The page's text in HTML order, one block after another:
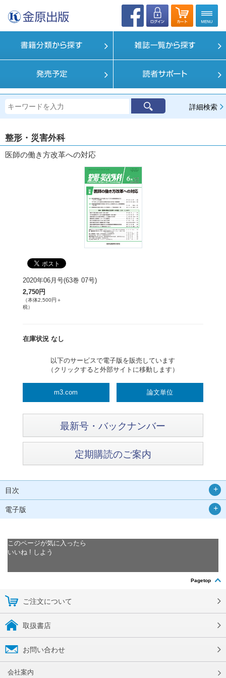
詳細検索
整形・災害外科
医師の働き方改革への対応
2020年06月号(63巻 07号)
2,750円
（本体2,500円＋
税）
在庫状況 なし
以下のサービスで電子版を販売しています
（クリックすると外部サイトに移動します）
m3.com 論文単位
最新号・バックナンバー
定期購読のご案内
目次
電子版
このページが気に入ったら
いいね ! しよう
Pagetop
ご注文について
取扱書店
お問い合わせ
会社案内